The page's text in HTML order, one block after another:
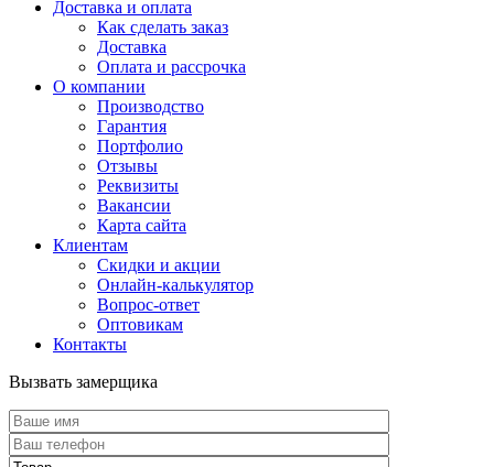
Доставка и оплата
Как сделать заказ
Доставка
Оплата и рассрочка
О компании
Производство
Гарантия
Портфолио
Отзывы
Реквизиты
Вакансии
Карта сайта
Клиентам
Скидки и акции
Онлайн-калькулятор
Вопрос-ответ
Оптовикам
Контакты
Вызвать замерщика